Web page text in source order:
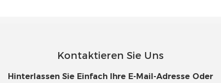
Kontaktieren Sie Uns
Hinterlassen Sie Einfach Ihre E-Mail-Adresse Oder